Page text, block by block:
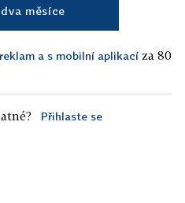
měsíce
a s mobilní aplikací za 80
Přihlaste se